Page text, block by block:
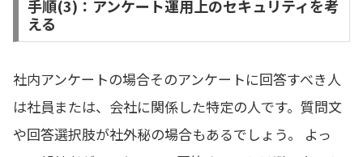
手順(3)：アンケート運用上のセキュリティを考
える
社内アンケートの場合そのアンケートに回答すべき人
は社員または、会社に関係した特定の人です。質問文
や回答選択肢が社外秘の場合もあるでしょう。 よっ